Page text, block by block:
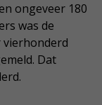
ongeveer 180
was de
vierhonderd
Dat